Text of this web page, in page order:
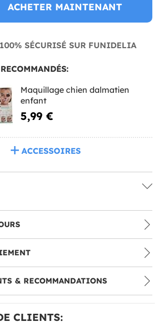
ACHETER MAINTENANT
SÉCURISÉ SUR FUNIDELIA
Maquillage chien dalmatien
enfant
5,99 €
ACCESSOIRES
& RECOMMANDATIONS
CLIENTS: